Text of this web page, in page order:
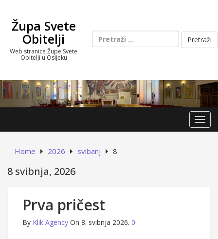
contentŽupa Svete
Obitelji
Web stranice Župe Svete
Obitelji u Osijeku
Pretraži:
Home 2026 svibanj 8
8 svibnja, 2026
Prva pričest
By Klik Agency On 8. svibnja 2026. 0